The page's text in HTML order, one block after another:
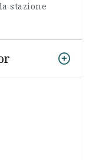
stazione